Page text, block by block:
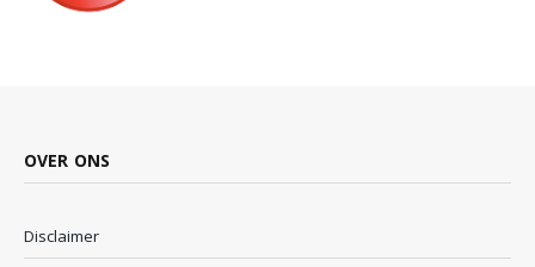
OVER ONS
Disclaimer